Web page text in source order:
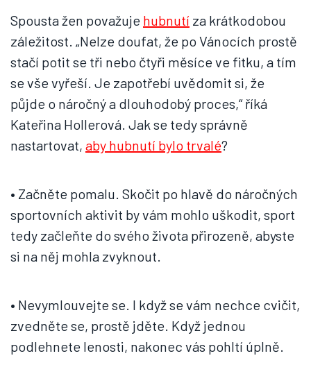
Spousta žen považuje hubnutí za krátkodobou
záležitost. „Nelze doufat, že po Vánocích prostě
stačí potit se tři nebo čtyři měsíce ve fitku, a tím
se vše vyřeší. Je zapotřebí uvědomit si, že
půjde o náročný a dlouhodobý proces,“ říká
Kateřina Hollerová. Jak se tedy správně
nastartovat, aby hubnutí bylo trvalé?
• Začněte pomalu. Skočit po hlavě do náročných
sportovních aktivit by vám mohlo uškodit, sport
tedy začleňte do svého života přirozeně, abyste
si na něj mohla zvyknout.
• Nevymlouvejte se. I když se vám nechce cvičit,
zvedněte se, prostě jděte. Když jednou
podlehnete lenosti, nakonec vás pohltí úplně.